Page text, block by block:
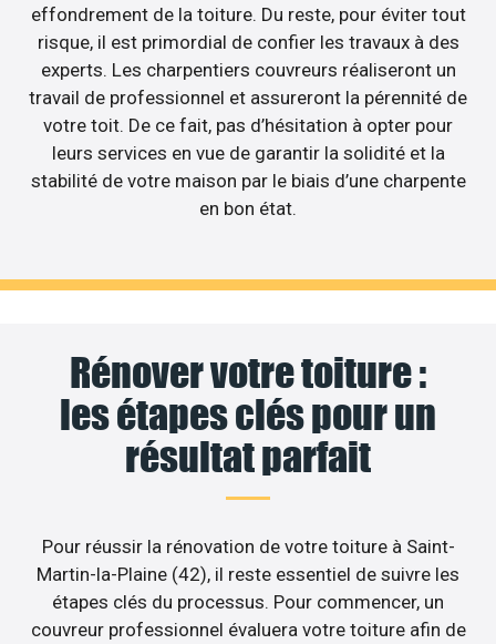
effondrement de la toiture. Du reste, pour éviter tout
risque, il est primordial de confier les travaux à des
experts. Les charpentiers couvreurs réaliseront un
travail de professionnel et assureront la pérennité de
votre toit. De ce fait, pas d’hésitation à opter pour
leurs services en vue de garantir la solidité et la
stabilité de votre maison par le biais d’une charpente
en bon état.
Rénover votre toiture :
les étapes clés pour un
résultat parfait
Pour réussir la rénovation de votre toiture à Saint-
Martin-la-Plaine (42), il reste essentiel de suivre les
étapes clés du processus. Pour commencer, un
couvreur professionnel évaluera votre toiture afin de